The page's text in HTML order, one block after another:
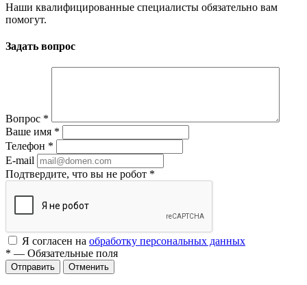
Наши квалифицированные специалисты обязательно вам
помогут.
Задать вопрос
Вопрос *
Ваше имя *
Телефон *
E-mail
Подтвердите, что вы не робот *
Я согласен на обработку персональных данных
* — Обязательные поля
Отменить